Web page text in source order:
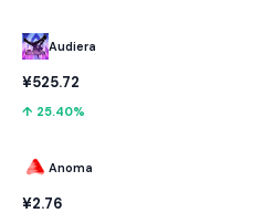
Audiera
¥525.72
↑ 25.40%
Anoma
¥2.76